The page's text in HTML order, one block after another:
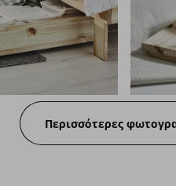
Περισσότερες